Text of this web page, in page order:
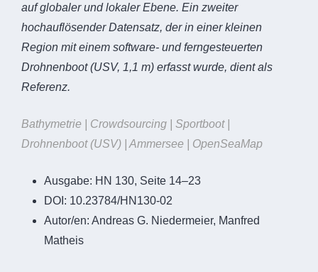
auf globaler und lokaler Ebene. Ein zweiter
hochauflösender Datensatz, der in einer kleinen
Region mit einem software- und ferngesteuerten
Drohnenboot (USV, 1,1 m) erfasst wurde, dient als
Referenz.
Bathymetrie | Crowdsourcing | Sportboot |
Drohnenboot (USV) | Ammersee | OpenSeaMap
Ausgabe: HN 130, Seite 14–23
DOI: 10.23784/HN130-02
Autor/en: Andreas G. Niedermeier, Manfred
Matheis